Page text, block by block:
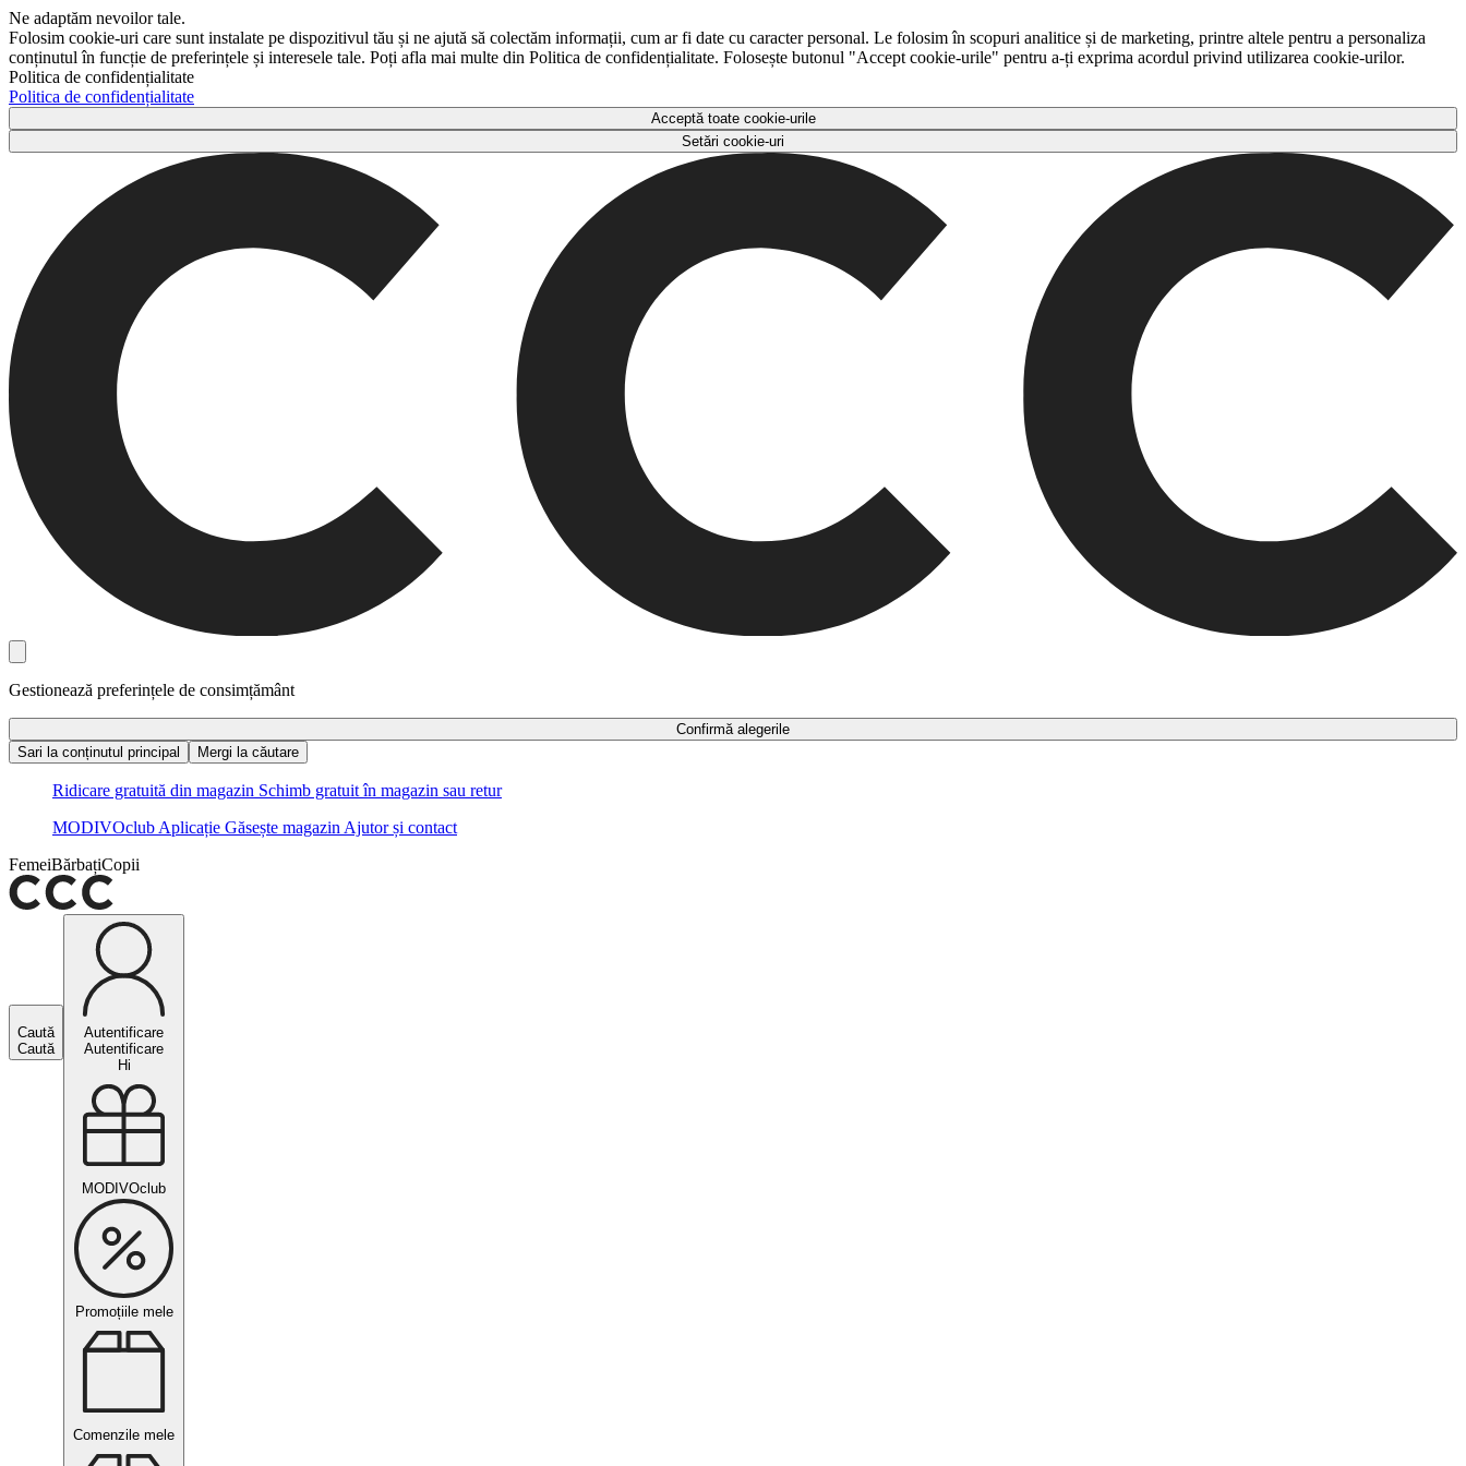
Ne adaptăm nevoilor tale.
Folosim cookie-uri care sunt instalate pe dispozitivul tău și ne ajută să colectăm informații, cum ar fi date cu caracter personal. Le folosim în scopuri analitice și de marketing, printre altele pentru a personaliza
conținutul în funcție de preferințele și interesele tale. Poți afla mai multe din Politica de confidențialitate. Folosește butonul "Accept cookie-urile" pentru a-ți exprima acordul privind utilizarea cookie-urilor.
Politica de confidențialitate
Politica de confidențialitate
Acceptă toate cookie-urile
Setări cookie-uri
Gestionează preferințele de consimțământ
Confirmă alegerile
Sari la conținutul principal
Mergi la căutare
Ridicare gratuită din magazin Schimb gratuit în magazin sau retur
MODIVOclub Aplicație Găsește magazin Ajutor și contact
FemeiBărbațiCopii
Caută
Caută
Autentificare
Autentificare
Hi
MODIVOclub
Promoțiile mele
Comenzile mele